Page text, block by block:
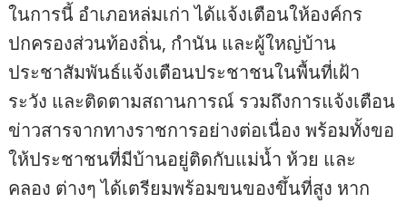
ในการนี้ อำเภอหล่มเก่า ได้แจ้งเตือนให้องค์กร
ปกครองส่วนท้องถิ่น, กำนัน และผู้ใหญ่บ้าน
ประชาสัมพันธ์แจ้งเตือนประชาชนในพื้นที่เฝ้า
ระวัง และติดตามสถานการณ์ รวมถึงการแจ้งเตือน
ข่าวสารจากทางราชการอย่างต่อเนื่อง พร้อมทั้งขอ
ให้ประชาชนที่มีบ้านอยู่ติดกับแม่น้ำ ห้วย และ
คลอง ต่างๆ ได้เตรียมพร้อมขนของขึ้นที่สูง หาก